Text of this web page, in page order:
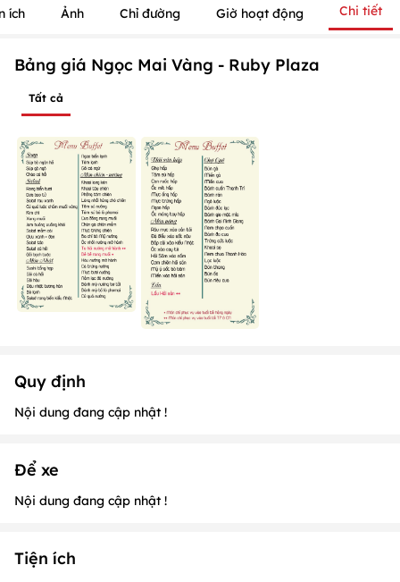
ích Ảnh Chỉ đường Giờ hoạt động Chi tiết
Bảng giá Ngọc Mai Vàng - Ruby Plaza
Tất cả
Quy định
Nội dung đang cập nhật !
Để xe
Nội dung đang cập nhật !
Tiện ích